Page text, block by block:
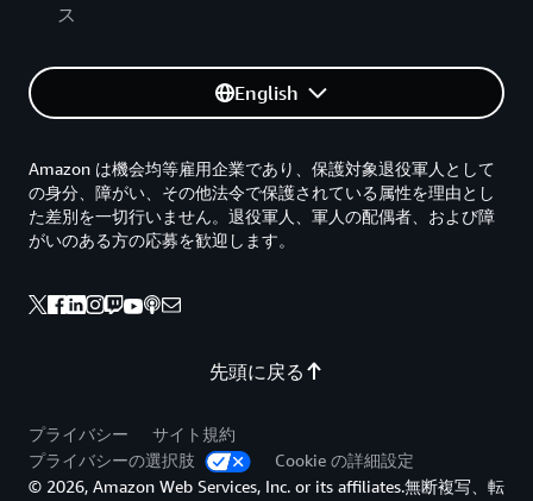
ス
English
先頭に戻る
Amazon は機会均等雇用企業であり、保護対象退役軍人として
の身分、障がい、その他法令で保護されている属性を理由とし
た差別を一切行いません。退役軍人、軍人の配偶者、および障
がいのある方の応募を歓迎します。
プライバシー
サイト規約
プライバシーの選択肢
Cookie の詳細設定
© 2026, Amazon Web Services, Inc. or its affiliates.無断複写、転